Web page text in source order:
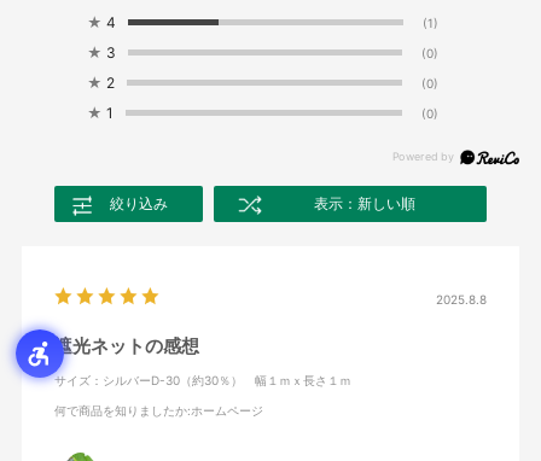
★ 4 (1)
★ 3 (0)
★ 2 (0)
★ 1 (0)
絞り込み 表示：新しい順
2025.8.8
遮光ネットの感想
サイズ：シルバーD-30（約30％） 幅１ｍｘ長さ１ｍ
何で商品を知りましたか:ホームページ